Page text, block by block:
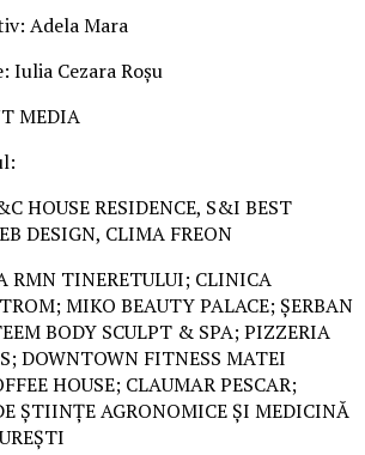
Adela Mara
Iulia Cezara Roșu
MEDIA
HOUSE RESIDENCE, S&I BEST
DESIGN, CLIMA FREON
RMN TINERETULUI; CLINICA
MIKO BEAUTY PALACE; ȘERBAN
BODY SCULPT & SPA; PIZZERIA
DOWNTOWN FITNESS MATEI
HOUSE; CLAUMAR PESCAR;
ȘTIINȚE AGRONOMICE ȘI MEDICINĂ